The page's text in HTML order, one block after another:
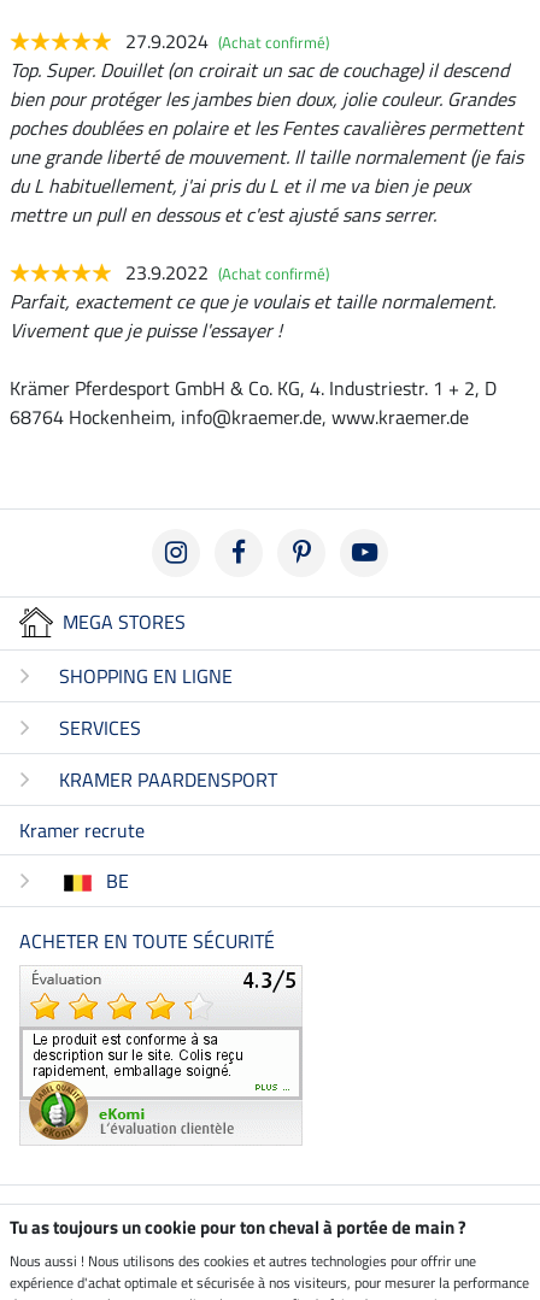
27.9.2024 (Achat confirmé)
Top. Super. Douillet (on croirait un sac de couchage) il descend
bien pour protéger les jambes bien doux, jolie couleur. Grandes
poches doublées en polaire et les Fentes cavalières permettent
une grande liberté de mouvement. Il taille normalement (je fais
du L habituellement, j'ai pris du L et il me va bien je peux
mettre un pull en dessous et c'est ajusté sans serrer.
23.9.2022 (Achat confirmé)
Parfait, exactement ce que je voulais et taille normalement.
Vivement que je puisse l'essayer !
Krämer Pferdesport GmbH & Co. KG, 4. Industriestr. 1 + 2, D
68764 Hockenheim, info@kraemer.de, www.kraemer.de
MEGA STORES
SHOPPING EN LIGNE
SERVICES
KRAMER PAARDENSPORT
Kramer recrute
BE
ACHETER EN TOUTE SÉCURITÉ
Boutique climatiquement
Livraison par
Tu as toujours un cookie pour ton cheval à portée de main ?
Nous aussi ! Nous utilisons des cookies et autres technologies pour offrir une
expérience d'achat optimale et sécurisée à nos visiteurs, pour mesurer la performance